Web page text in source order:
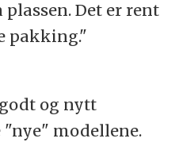
Det er rent
pakking."
og nytt
modellene.